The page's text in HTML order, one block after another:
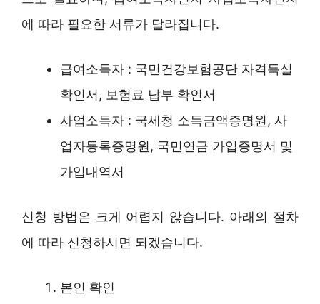
에 따라 필요한 서류가 달라집니다.
급여소득자 : 국민건강보험공단 자격득실
확인서, 보험료 납부 확인서
사업소득자 : 국세청 소득금액증명원, 사
업자등록증명원, 국민연금 가입증명서 및
가입내역서
신청 방법은 크게 어렵지 않습니다. 아래의 절차
에 따라 신청하시면 되겠습니다.
본인 확인